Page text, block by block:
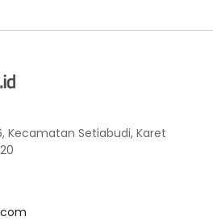
Kecamatan Setiabudi, Karet